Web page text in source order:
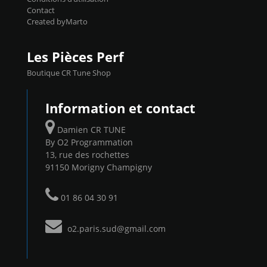
Contact
Created byMarto
Les Pièces Perf
Boutique CR Tune Shop
Information et contact
Damien CR TUNE
By O2 Programmation
13, rue des rochettes
91150 Morigny Champigny
01 86 04 30 91
o2.paris.sud@gmail.com